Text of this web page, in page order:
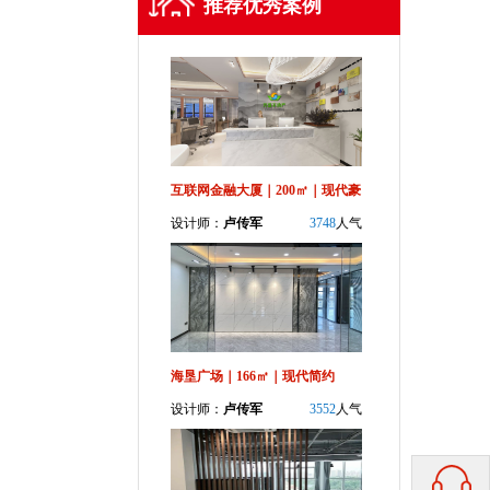
推荐优秀案例
互联网金融大厦｜200㎡｜现代豪
华 3748人气
设计师： 卢传军
海垦广场｜166㎡｜现代简约
3552人气
设计师： 卢传军